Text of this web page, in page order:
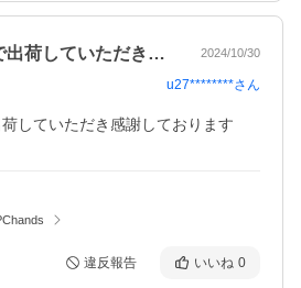
いつも品質の状態で出荷していただき感謝… 2024/10/30
u27********さん
していただき感謝しております
違反報告 いいね 0